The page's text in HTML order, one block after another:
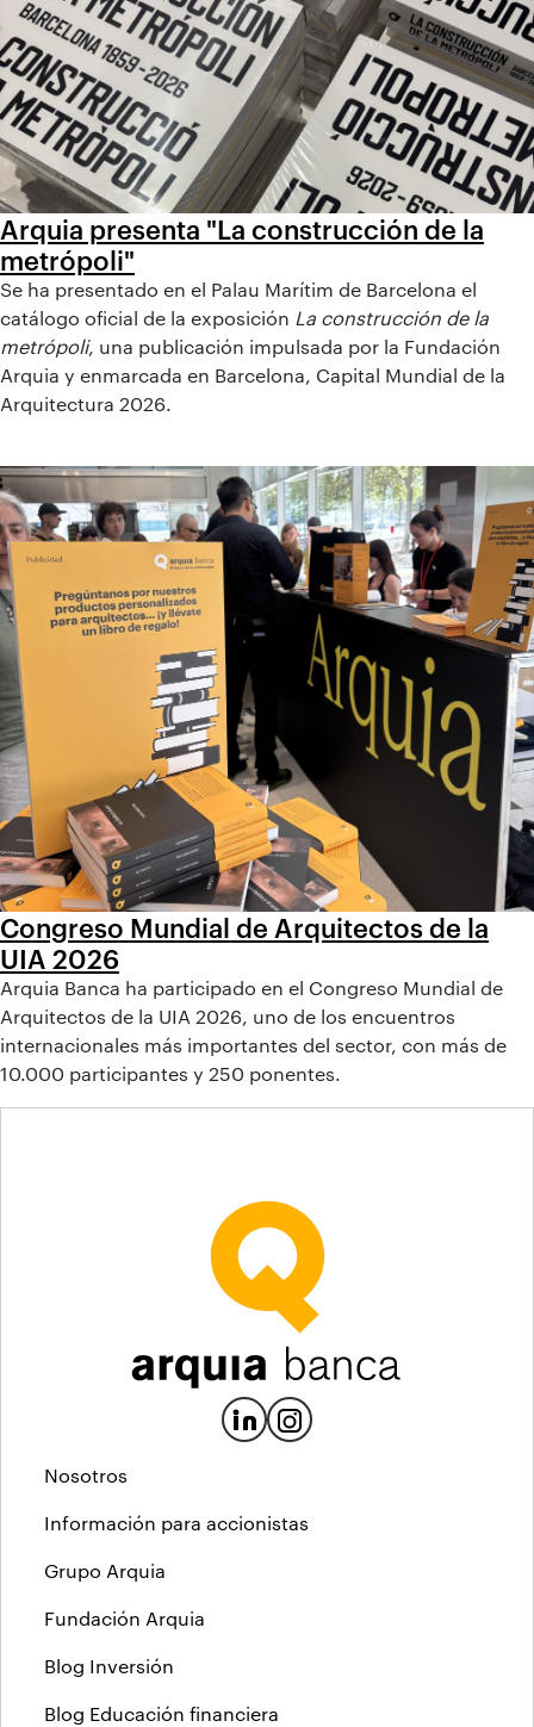
Arquia presenta "La construcción de la
metrópoli"
Se ha presentado en el Palau Marítim de Barcelona el
catálogo oficial de la exposición La construcción de la
metrópoli, una publicación impulsada por la Fundación
Arquia y enmarcada en Barcelona, Capital Mundial de la
Arquitectura 2026.
Congreso Mundial de Arquitectos de la
UIA 2026
Arquia Banca ha participado en el Congreso Mundial de
Arquitectos de la UIA 2026, uno de los encuentros
internacionales más importantes del sector, con más de
10.000 participantes y 250 ponentes.
Nosotros
Información para accionistas
Grupo Arquia
Fundación Arquia
Blog Inversión
Blog Educación financiera